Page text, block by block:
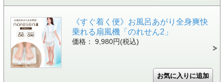
《すぐ着く便》お風呂あがり全身爽快
乗れる扇風機「のれせん2」
価格： 9,980円(税込)